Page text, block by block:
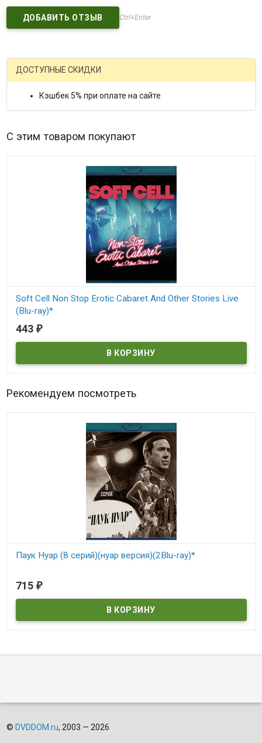
Ctrl+Enter
ДОСТУПНЫЕ СКИДКИ
Кэшбек 5% при оплате на сайте
С этим товаром покупают
Soft Cell Non Stop Erotic Cabaret And Other Stories Live
(Blu-ray)*
В наличии
443 ₽
Рекомендуем посмотреть
Паук Нуар (8 серий)(нуар версия)(2Blu-ray)*
715 ₽
© DVDDOM.ru, 2003 — 2026